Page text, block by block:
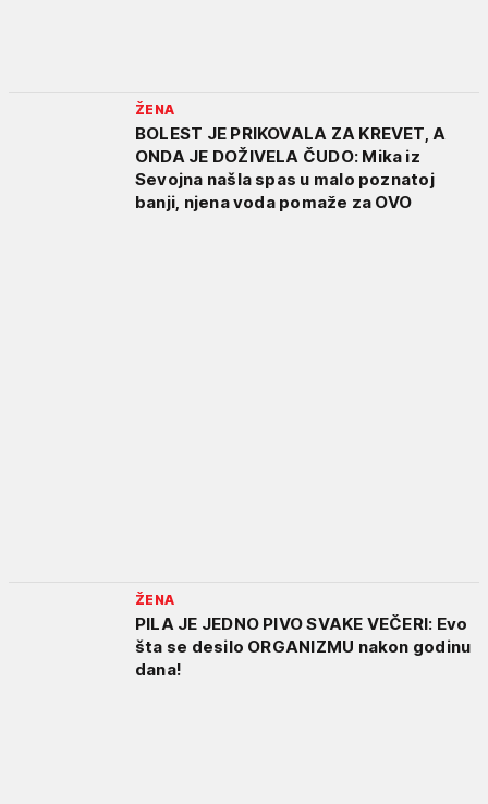
ŽENA
BOLEST JE PRIKOVALA ZA KREVET, A
ONDA JE DOŽIVELA ČUDO: Mika iz
Sevojna našla spas u malo poznatoj
banji, njena voda pomaže za OVO
ŽENA
PILA JE JEDNO PIVO SVAKE VEČERI: Evo
šta se desilo ORGANIZMU nakon godinu
dana!